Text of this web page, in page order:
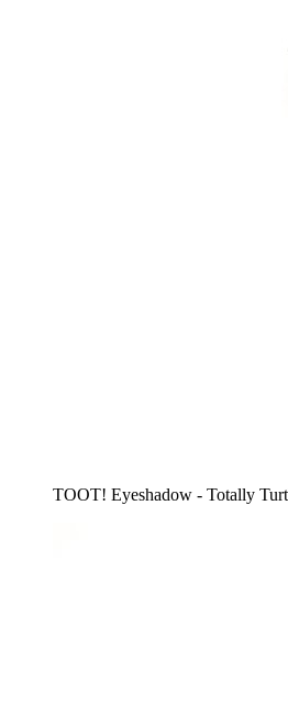
TOOT! Eyeshadow - Totally